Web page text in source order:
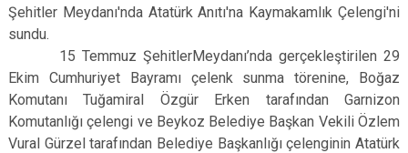
Beyoğlu
Büyükçekmece
Çatalca
Esenler
Eyüpsultan
Pendik
Şile
Silivri
Şişli
Beylikdüzü
Esenyurt
Sancaktepe
Sultangazi
Şehitler Meydanı'nda Atatürk Anıtı'na Kaymakamlık Çelengi'ni
sundu.
15 Temmuz ŞehitlerMeydanı’nda gerçekleştirilen 29
Ekim Cumhuriyet Bayramı çelenk sunma törenine, Boğaz
Komutanı Tuğamiral Özgür Erken tarafından Garnizon
Komutanlığı çelengi ve Beykoz Belediye Başkan Vekili Özlem
Vural Gürzel tarafından Belediye Başkanlığı çelenginin Atatürk